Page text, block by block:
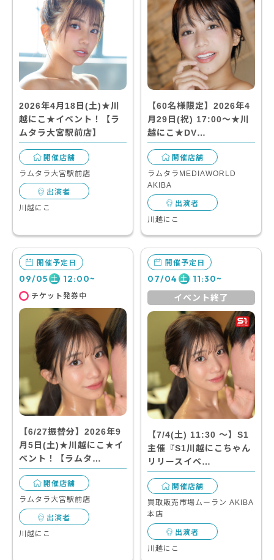
2026年4月18日(土)★川
越にこ★イベント！【ラ
ムタラ大宮駅前店】
開催店舗
ラムタラ大宮駅前店
出演者
川越にこ
【60名様限定】2026年4
月29日(祝) 17:00～★川
越にこ★DV…
開催店舗
ラムタラMEDIAWORLD
AKIBA
出演者
川越にこ
開催予定日
09/05 土 12:00~
チケット発券中
【6/27振替分】2026年9
月5日(土)★川越にこ★イ
ベント！【ラムタ…
開催店舗
ラムタラ大宮駅前店
出演者
川越にこ
開催予定日
07/04 土 11:30~
イベント終了
【7/4(土) 11:30 〜】S1
主催『S1川越にこちゃん
リリースイベ…
開催店舗
買取販売市場ムーラン AKIBA
本店
出演者
川越にこ